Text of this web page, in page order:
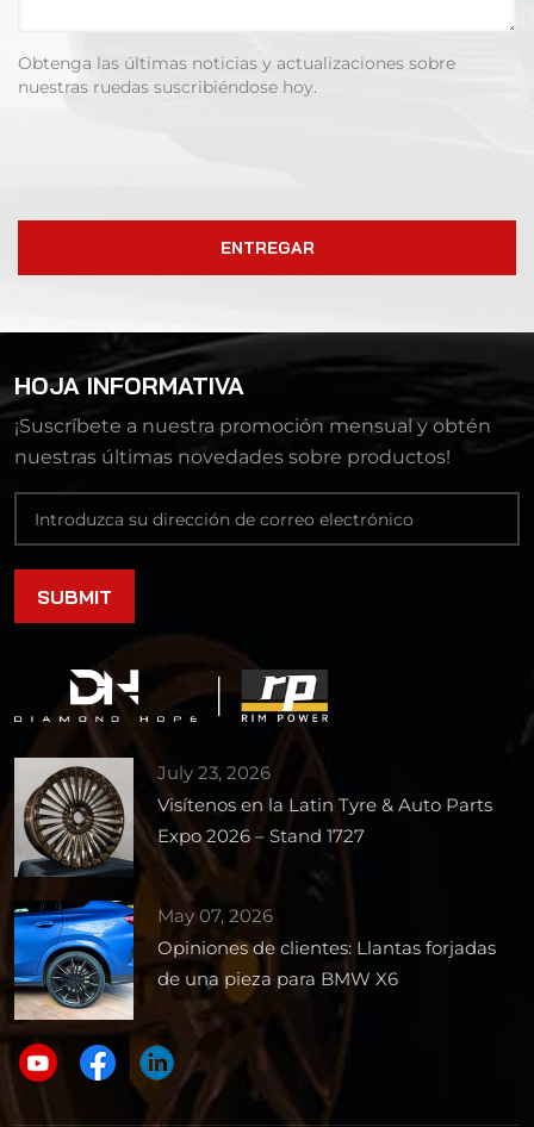
Obtenga las últimas noticias y actualizaciones sobre
nuestras ruedas suscribiéndose hoy.
ENTREGAR
HOJA INFORMATIVA
¡Suscríbete a nuestra promoción mensual y obtén
nuestras últimas novedades sobre productos!
July 23, 2026
Visítenos en la Latin Tyre & Auto Parts
Expo 2026 – Stand 1727
May 07, 2026
Opiniones de clientes: Llantas forjadas
de una pieza para BMW X6